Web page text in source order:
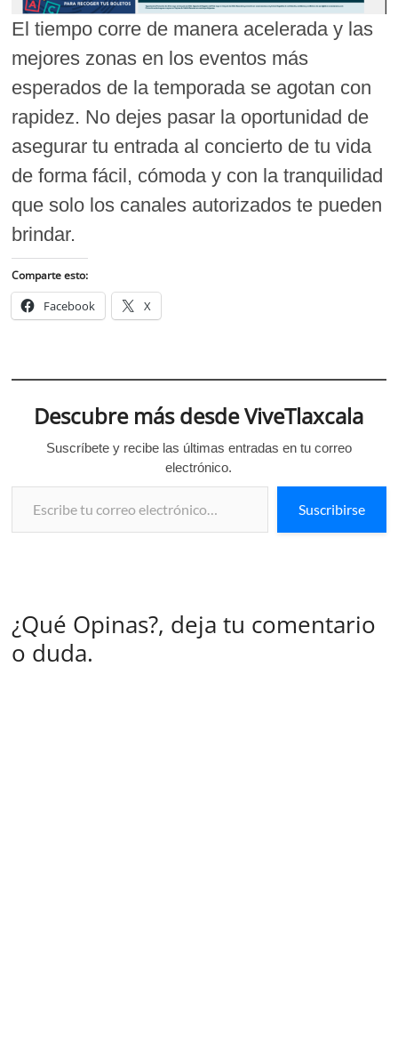
El tiempo corre de manera acelerada y las
mejores zonas en los eventos más
esperados de la temporada se agotan con
rapidez. No dejes pasar la oportunidad de
asegurar tu entrada al concierto de tu vida
de forma fácil, cómoda y con la tranquilidad
que solo los canales autorizados te pueden
brindar.
Comparte esto:
Facebook X
Descubre más desde ViveTlaxcala
Suscríbete y recibe las últimas entradas en tu correo
electrónico.
Escribe tu correo electrónico…
Suscribirse
¿Qué Opinas?, deja tu comentario
o duda.